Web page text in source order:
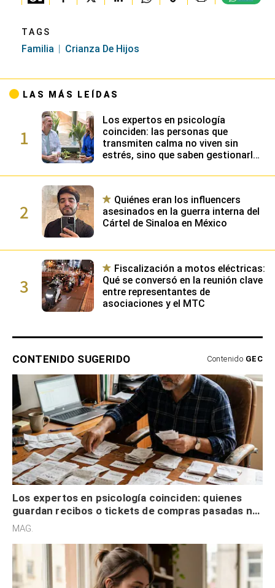
TAGS
Familia Crianza De Hijos
LAS MÁS LEÍDAS
1
Los expertos en psicología
coinciden: las personas que
transmiten calma no viven sin
estrés, sino que saben gestionarlo
emocional
2
Quiénes eran los influencers
asesinados en la guerra interna del
Cártel de Sinaloa en México
3
Fiscalización a motos eléctricas:
Qué se conversó en la reunión clave
entre representantes de
asociaciones y el MTC
CONTENIDO SUGERIDO Contenido GEC
Los expertos en psicología coinciden: quienes
guardan recibos o tickets de compras pasadas no
son acumuladores, sino que tienen necesidad de
MAG.